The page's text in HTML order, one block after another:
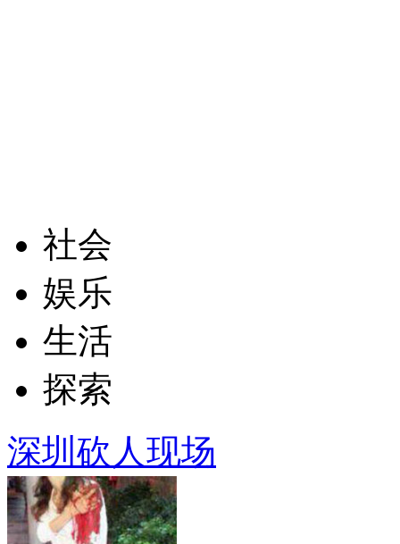
社会
娱乐
生活
探索
深圳砍人现场